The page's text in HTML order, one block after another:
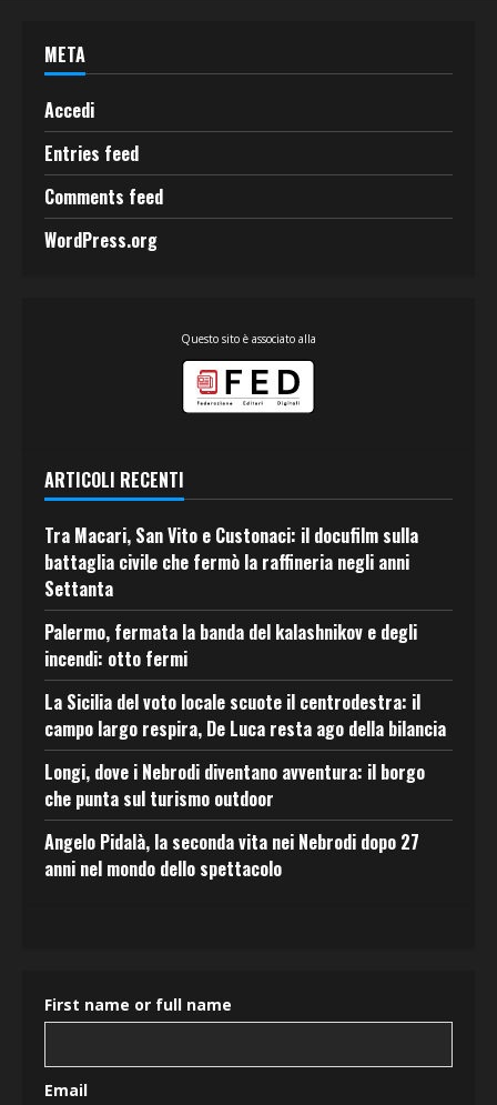
META
Accedi
Entries feed
Comments feed
WordPress.org
Questo sito è associato alla
ARTICOLI RECENTI
Tra Macari, San Vito e Custonaci: il docufilm sulla
battaglia civile che fermò la raffineria negli anni
Settanta
Palermo, fermata la banda del kalashnikov e degli
incendi: otto fermi
La Sicilia del voto locale scuote il centrodestra: il
campo largo respira, De Luca resta ago della bilancia
Longi, dove i Nebrodi diventano avventura: il borgo
che punta sul turismo outdoor
Angelo Pidalà, la seconda vita nei Nebrodi dopo 27
anni nel mondo dello spettacolo
First name or full name
Email